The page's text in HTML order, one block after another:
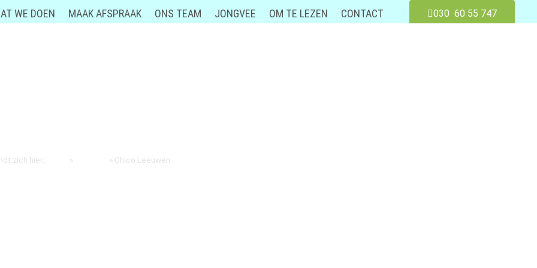
WE DOEN MAAK AFSPRAAK ONS TEAM JONGVEE OM TE LEZEN CONTACT 030 60 55 747
zich hier: » » Chico Leeuwen